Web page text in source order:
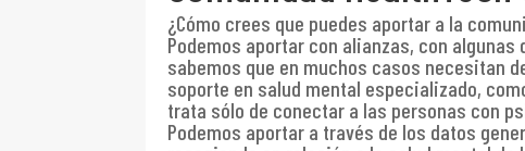
¿Cómo crees que puedes aportar a la
Podemos aportar con alianzas, con
sabemos que en muchos casos necesitan
soporte en salud mental especializado,
trata sólo de conectar a las personas con
Podemos aportar a través de los datos